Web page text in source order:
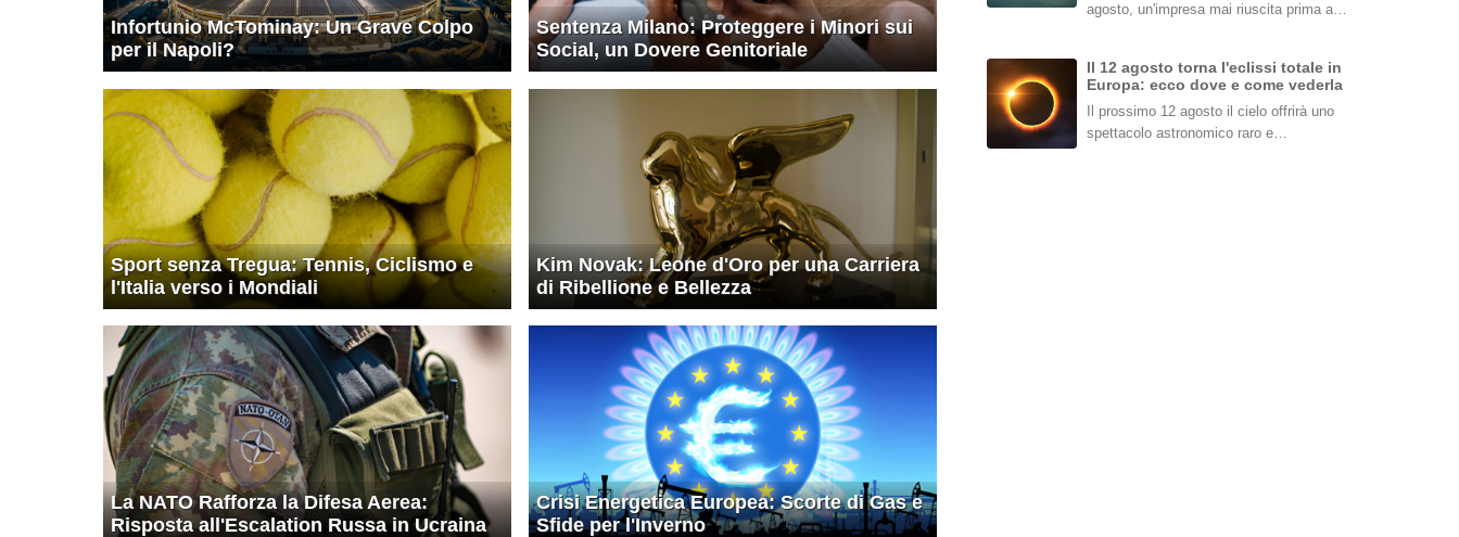
Infortunio McTominay: Un Grave Colpo
per il Napoli?
Sentenza Milano: Proteggere i Minori sui
Social, un Dovere Genitoriale
Sport senza Tregua: Tennis, Ciclismo e
l'Italia verso i Mondiali
Kim Novak: Leone d'Oro per una Carriera
di Ribellione e Bellezza
La NATO Rafforza la Difesa Aerea:
Risposta all'Escalation Russa in Ucraina
Crisi Energetica Europea: Scorte di Gas e
Sfide per l'Inverno
agosto, un'impresa mai riuscita prima a…
Il 12 agosto torna l'eclissi totale in
Europa: ecco dove e come vederla
Il prossimo 12 agosto il cielo offrirà uno
spettacolo astronomico raro e…